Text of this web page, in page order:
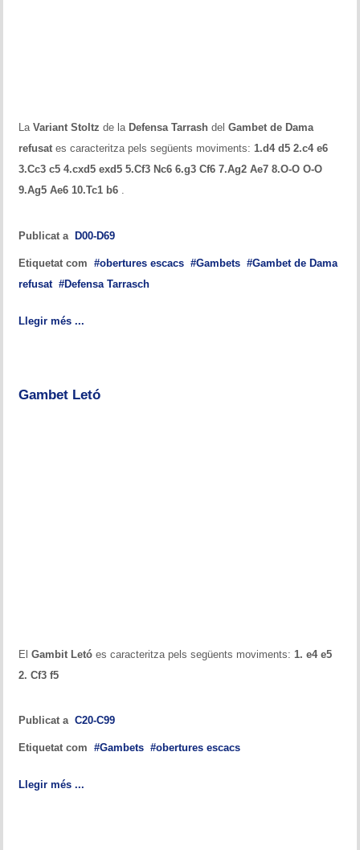
Historial del torneig social
Torneig Llampec
Escacs Actius
Teoria i problemes
La Variant Stoltz de la Defensa Tarrash del Gambet de Dama
refusat es caracteritza pels següents moviments: 1.d4 d5 2.c4 e6
3.Cc3 c5 4.cxd5 exd5 5.Cf3 Nc6 6.g3 Cf6 7.Ag2 Ae7 8.O-O O-O
9.Ag5 Ae6 10.Tc1 b6 .
Publicat a D00-D69
Etiquetat com obertures escacs Gambets
Gambet de Dama
refusat
Defensa Tarrasch
Llegir més ...
Gambet Letó
El Gambit Letó es caracteritza pels següents moviments: 1. e4 e5
2. Cf3 f5
Publicat a C20-C99
Etiquetat com Gambets obertures escacs
Llegir més ...